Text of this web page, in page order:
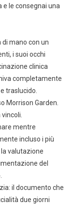
e le consegnai una
di mano con un
i suoi occhi
clinica
completamente
traslucido.
Morrison Garden.
mentre
incluso i più
valutazione
del
il documento che
due giorni